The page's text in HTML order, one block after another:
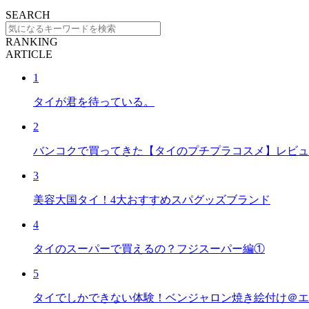
SEARCH
RANKING
ARTICLE
1
タイが君を待っている。
2
バンコクで買ってきた【タイのプチプラコスメ】レビュ
3
美容大国タイ！4大おすすめスパグッズブランド
4
タイのスーパーで買えるの？フジスーパー編①
5
タイでしかできない体験！ベンジャロン焼き絵付け＠